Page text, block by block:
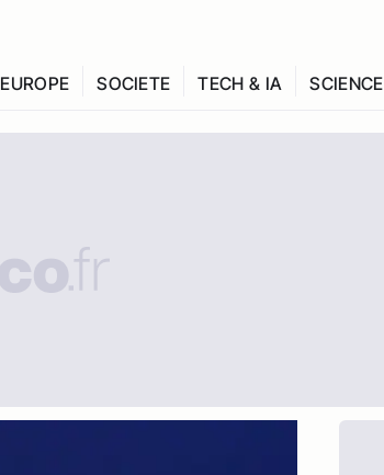
EUROPE SOCIETE TECH & IA SCIENCE